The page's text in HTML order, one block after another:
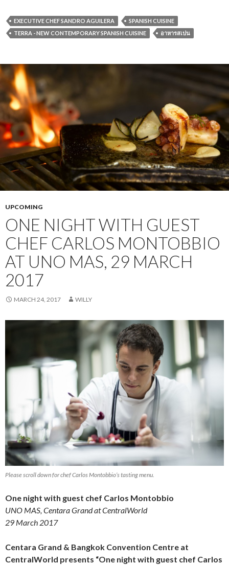
EXECUTIVE CHEF SANDRO AGUILERA
SPANISH CUISINE
TERRA - NEW CONTEMPORARY SPANISH CUISINE
อาหารสเปน
UPCOMING
ONE NIGHT WITH GUEST
CHEF CARLOS MONTOBBIO
AT UNO MAS, 29 MARCH
2017
MARCH 24, 2017 WILLY
Please scroll down for chef Carlos Montobbio’s tasting menu.
One night with guest chef Carlos Montobbio
UNO MAS, Centara Grand at CentralWorld
29 March 2017
Centara Grand & Bangkok Convention Centre at
CentralWorld presents “One night with guest chef Carlos